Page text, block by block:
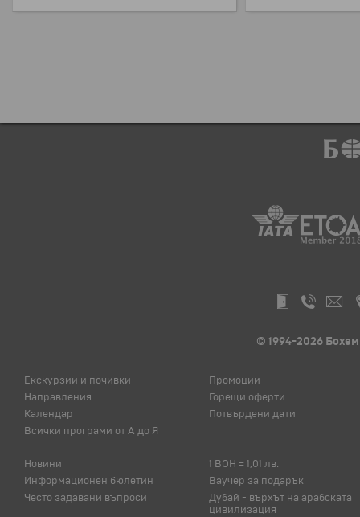
© 1994-2026
Екскурзии и почивки
Направления
Календар
Всички програми от А до Я
Промоции
Горещи оферти
Потвърдени дати
Новини
Информационен бюлетин
Често задавани въпроси
1 BOH = 1,01 лв.
Ваучер за подарък
Дубай - върхът на арабската
цивилизация